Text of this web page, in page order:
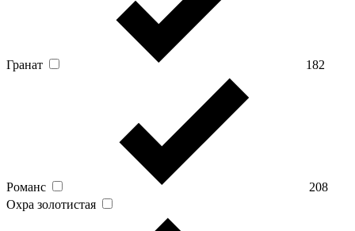
Гранат 182
Романс
208
Охра золотистая